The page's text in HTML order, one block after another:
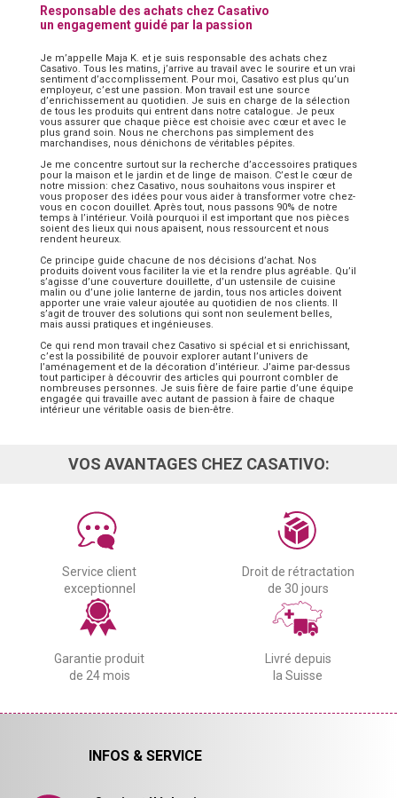
Responsable des achats chez Casativo
un engagement guidé par la passion
Je m’appelle Maja K. et je suis responsable des achats chez
Casativo. Tous les matins, j’arrive au travail avec le sourire et un vrai
sentiment d’accomplissement. Pour moi, Casativo est plus qu’un
employeur, c’est une passion. Mon travail est une source
d’enrichissement au quotidien. Je suis en charge de la sélection
de tous les produits qui entrent dans notre catalogue. Je peux
vous assurer que chaque pièce est choisie avec cœur et avec le
plus grand soin. Nous ne cherchons pas simplement des
marchandises, nous dénichons de véritables pépites.
Je me concentre surtout sur la recherche d’accessoires pratiques
pour la maison et le jardin et de linge de maison. C’est le cœur de
notre mission: chez Casativo, nous souhaitons vous inspirer et
vous proposer des idées pour vous aider à transformer votre chez-
vous en cocon douillet. Après tout, nous passons 90% de notre
temps à l’intérieur. Voilà pourquoi il est important que nos pièces
soient des lieux qui nous apaisent, nous ressourcent et nous
rendent heureux.
Ce principe guide chacune de nos décisions d’achat. Nos
produits doivent vous faciliter la vie et la rendre plus agréable. Qu’il
s’agisse d’une couverture douillette, d’un ustensile de cuisine
malin ou d’une jolie lanterne de jardin, tous nos articles doivent
apporter une vraie valeur ajoutée au quotidien de nos clients. Il
s’agit de trouver des solutions qui sont non seulement belles,
mais aussi pratiques et ingénieuses.
Ce qui rend mon travail chez Casativo si spécial et si enrichissant,
c’est la possibilité de pouvoir explorer autant l’univers de
l’aménagement et de la décoration d’intérieur. J’aime par-dessus
tout participer à découvrir des articles qui pourront combler de
nombreuses personnes. Je suis fière de faire partie d’une équipe
engagée qui travaille avec autant de passion à faire de chaque
intérieur une véritable oasis de bien-être.
VOS AVANTAGES CHEZ CASATIVO:
Service client
exceptionnel
Droit de rétractation
de 30 jours
Garantie produit
de 24 mois
Livré depuis
la Suisse
INFOS & SERVICE